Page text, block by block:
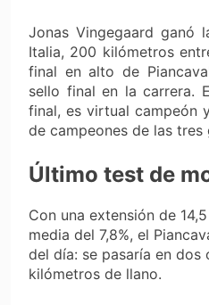
Jonas Vingegaard ganó
Italia, 200 kilómetros
final en alto de
sello final en la carrera.
final, es virtual campeón
de campeones de las tres
Último test de
Con una extensión de
media del 7,8%, el
del día: se pasaría en dos
kilómetros de llano.